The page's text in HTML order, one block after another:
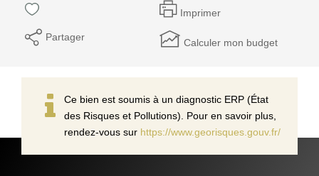
Imprimer
Partager Calculer mon budget
Ce bien est soumis à un diagnostic ERP (État
des Risques et Pollutions). Pour en savoir plus,
rendez-vous sur https://www.georisques.gouv.fr/